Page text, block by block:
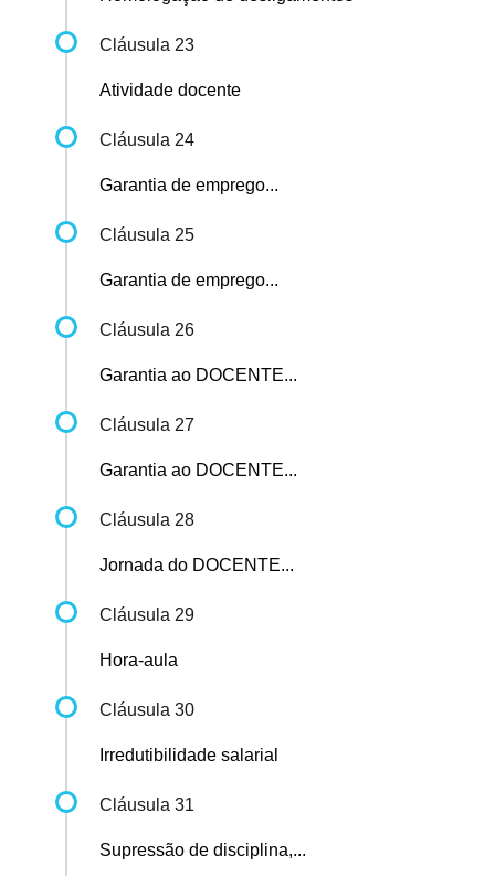
Cláusula 23
Atividade docente
Cláusula 24
Garantia de emprego...
Cláusula 25
Garantia de emprego...
Cláusula 26
Garantia ao DOCENTE...
Cláusula 27
Garantia ao DOCENTE...
Cláusula 28
Jornada do DOCENTE...
Cláusula 29
Hora-aula
Cláusula 30
Irredutibilidade salarial
Cláusula 31
Supressão de disciplina,...